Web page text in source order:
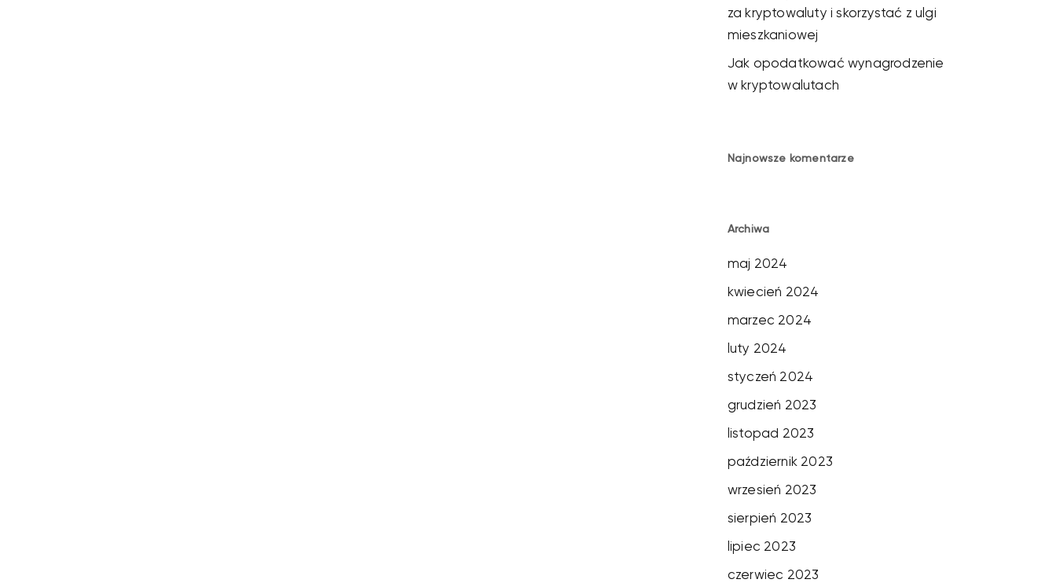
za kryptowaluty i skorzystać z ulgi
mieszkaniowej
Jak opodatkować wynagrodzenie
w kryptowalutach
Najnowsze komentarze
Archiwa
maj 2024
kwiecień 2024
marzec 2024
luty 2024
styczeń 2024
grudzień 2023
listopad 2023
październik 2023
wrzesień 2023
sierpień 2023
lipiec 2023
czerwiec 2023